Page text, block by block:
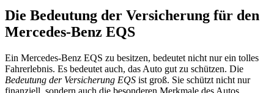
Die Bedeutung der Versicherung für den
Mercedes-Benz EQS
Ein Mercedes-Benz EQS zu besitzen, bedeutet nicht nur ein tolles
Fahrerlebnis. Es bedeutet auch, das Auto gut zu schützen. Die
Bedeutung der Versicherung EQS ist groß. Sie schützt nicht nur
finanziell, sondern auch die besonderen Merkmale des Autos.